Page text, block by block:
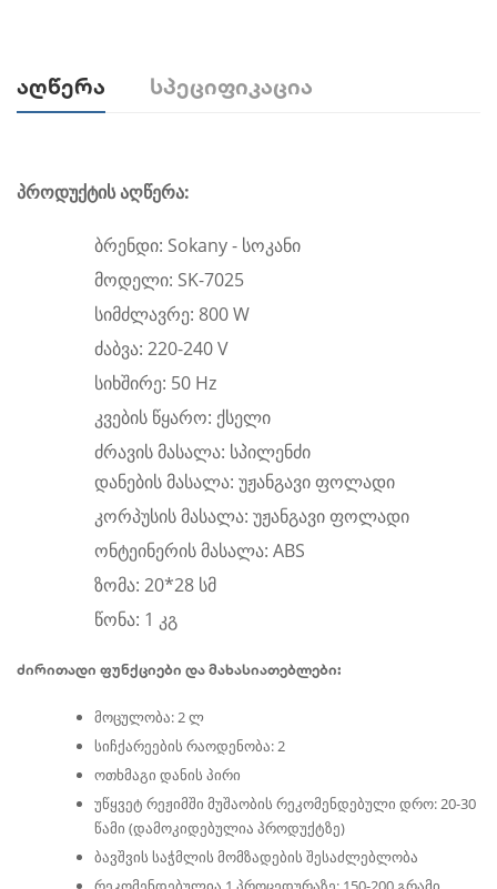
Აღწერა Სპეციფიკაცია
პროდუქტის აღწერა:
ბრენდი: Sokany - სოკანი
მოდელი: SK-7025
სიმძლავრე: 800 W
ძაბვა: 220-240 V
სიხშირე: 50 Hz
კვების წყარო: ქსელი
ძრავის მასალა: სპილენძი
დანების მასალა: უჟანგავი ფოლადი
კორპუსის მასალა: უჟანგავი ფოლადი
ონტეინერის მასალა: ABS
ზომა: 20*28 სმ
წონა: 1 კგ
ძირითადი ფუნქციები და მახასიათებლები:
მოცულობა: 2 ლ
სიჩქარეების რაოდენობა: 2
ოთხმაგი დანის პირი
უწყვეტ რეჟიმში მუშაობის რეკომენდებული დრო: 20-30
წამი (დამოკიდებულია პროდუქტზე)
ბავშვის საჭმლის მომზადების შესაძლებლობა